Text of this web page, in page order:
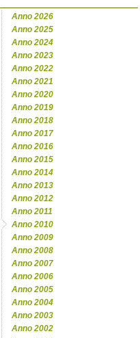
Anno 2026
Anno 2025
Anno 2024
Anno 2023
Anno 2022
Anno 2021
Anno 2020
Anno 2019
Anno 2018
Anno 2017
Anno 2016
Anno 2015
Anno 2014
Anno 2013
Anno 2012
Anno 2011
Anno 2010
Anno 2009
Anno 2008
Anno 2007
Anno 2006
Anno 2005
Anno 2004
Anno 2003
Anno 2002